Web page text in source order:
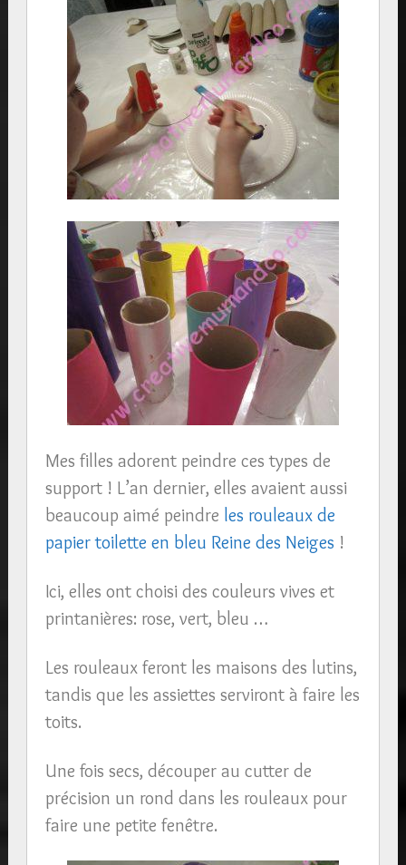
Mes filles adorent peindre ces types de
support ! L’an dernier, elles avaient aussi
beaucoup aimé peindre les rouleaux de
papier toilette en bleu Reine des Neiges !
Ici, elles ont choisi des couleurs vives et
printanières: rose, vert, bleu …
Les rouleaux feront les maisons des lutins,
tandis que les assiettes serviront à faire les
toits.
Une fois secs, découper au cutter de
précision un rond dans les rouleaux pour
faire une petite fenêtre.